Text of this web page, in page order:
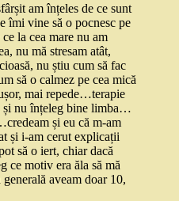
am înțeles de ce sunt
îmi vine să o pocnesc pe
la cea mare nu am
nu mă stresam atât,
nu știu cum să fac
să o calmez pe cea mică
mai repede…terapie
și nu înțeleg bine limba…
și eu că m-am
și i-am cerut explicații
să o iert, chiar dacă
ce motiv era ăla să mă
aveam doar 10,